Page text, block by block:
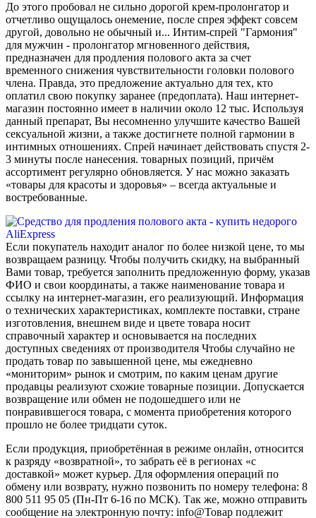
До этого пробовал не сильно дорогой крем-пролонгатор и
отчетливо ощущалось онемение, после спрея эффект совсем
другой, довольно не обычный и... Интим-спрей "Гармония"
для мужчин - пролонгатор мгновенного действия,
предназначен для продления полового акта за счет
временного снижения чувствительности головки полового
члена. Правда, это предложение актуально для тех, кто
оплатил свою покупку заранее (предоплата). Наш интернет-
магазин постоянно имеет в наличии около 12 тыс. Используя
данный препарат, Вы несомненно улучшите качество Вашей
сексуальной жизни, а также достигнете полной гармонии в
интимных отношениях. Спрей начинает действовать спустя 2-
3 минуты после нанесения. товарных позиций, причём
ассортимент регулярно обновляется. У нас можно заказать
«товары для красоты и здоровья» – всегда актуальные и
востребованные.
Если покупатель находит аналог по более низкой цене, то мы
возвращаем разницу. Чтобы получить скидку, на выбранный
Вами товар, требуется заполнить предложенную форму, указав
ФИО и свои координаты, а также наименование товара и
ссылку на интернет-магазин, его реализующий. Информация
о технических характеристиках, комплекте поставки, стране
изготовления, внешнем виде и цвете товара носит
справочный характер и основывается на последних
доступных сведениях от производителя Чтобы случайно не
продать товар по завышенной цене, мы ежедневно
«мониторим» рынок и смотрим, по каким ценам другие
продавцы реализуют схожие товарные позиции. Допускается
возвращение или обмен не подошедшего или не
понравившегося товара, с момента приобретения которого
прошло не более тридцати суток.
Если продукция, приобретённая в режиме онлайн, относится
к разряду «возвратной», то забрать её в регионах «с
доставкой» может курьер. Для оформления операций по
обмену или возврату, нужно позвонить по номеру телефона: 8
800 511 95 05 (Пн-Пт 6-16 по МСК). Так же, можно отправить
сообщение на электронную почту: info@Товар подлежит